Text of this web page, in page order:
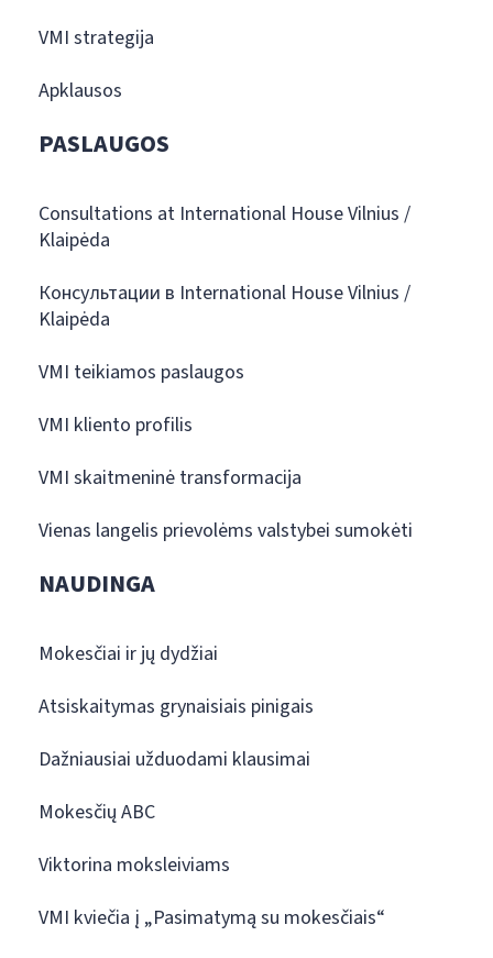
VMI strategija
Apklausos
PASLAUGOS
Consultations at International House Vilnius /
Klaipėda
Консультации в International House Vilnius /
Klaipėda
VMI teikiamos paslaugos
VMI kliento profilis
VMI skaitmeninė transformacija
Vienas langelis prievolėms valstybei sumokėti
NAUDINGA
Mokesčiai ir jų dydžiai
Atsiskaitymas grynaisiais pinigais
Dažniausiai užduodami klausimai
Mokesčių ABC
Viktorina moksleiviams
VMI kviečia į „Pasimatymą su mokesčiais“